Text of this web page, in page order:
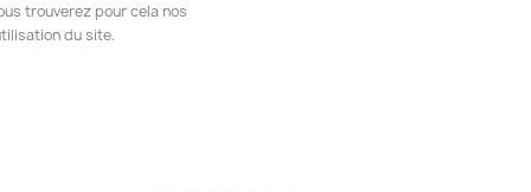
trouverez pour cela nos
du site.